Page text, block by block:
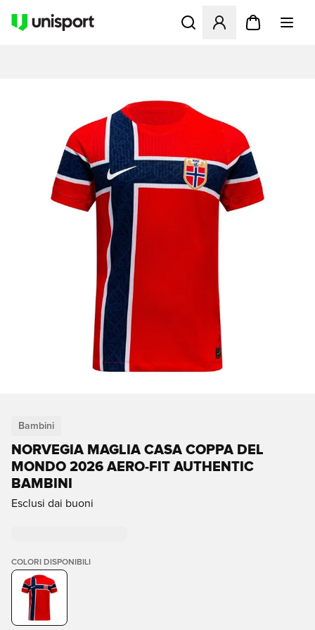
Apre una finestra modale
Bambini
NORVEGIA MAGLIA CASA COPPA DEL
MONDO 2026 AERO-FIT AUTHENTIC
BAMBINI
Esclusi dai buoni
COLORI DISPONIBILI